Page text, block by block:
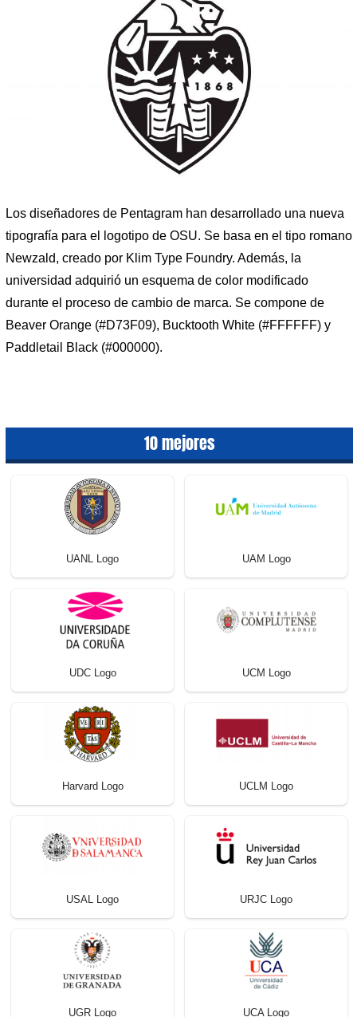
Los diseñadores de Pentagram han desarrollado una nueva
tipografía para el logotipo de OSU. Se basa en el tipo romano
Newzald, creado por Klim Type Foundry. Además, la
universidad adquirió un esquema de color modificado
durante el proceso de cambio de marca. Se compone de
Beaver Orange (#D73F09), Bucktooth White (#FFFFFF) y
Paddletail Black (#000000).
10 mejores
UANL Logo UAM Logo
UDC Logo UCM Logo
Harvard Logo UCLM Logo
USAL Logo URJC Logo
UGR Logo UCA Logo